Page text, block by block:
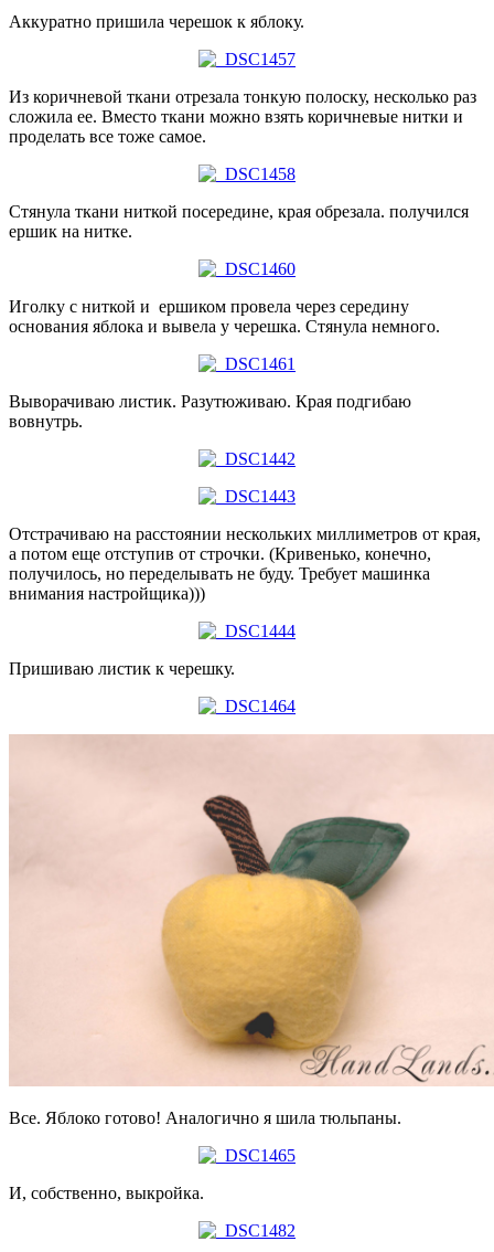
Аккуратно пришила черешок к яблоку.
Из коричневой ткани отрезала тонкую полоску, несколько раз
сложила ее. Вместо ткани можно взять коричневые нитки и
проделать все тоже самое.
Стянула ткани ниткой посередине, края обрезала. получился
ершик на нитке.
Иголку с ниткой и ершиком провела через середину
основания яблока и вывела у черешка. Стянула немного.
Выворачиваю листик. Разутюживаю. Края подгибаю
вовнутрь.
Отстрачиваю на расстоянии нескольких миллиметров от края,
а потом еще отступив от строчки. (Кривенько, конечно,
получилось, но переделывать не буду. Требует машинка
внимания настройщика)))
Пришиваю листик к черешку.
Все. Яблоко готово! Аналогично я шила тюльпаны.
И, собственно, выкройка.